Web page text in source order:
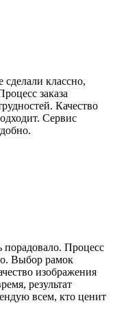
классно,
заказа
Качество
Сервис
порадовало. Процесс
Выбор рамок
изображения
результат
всем, кто ценит